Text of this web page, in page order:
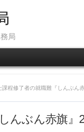
局
課程修了者の就職難『しんぶん
んぶん赤旗』